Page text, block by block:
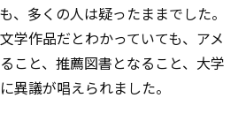
、多くの人は疑ったままでした。
文学作品だとわかっていても、アメ
こと、推薦図書となること、大学
異議が唱えられました。